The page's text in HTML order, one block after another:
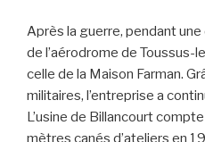
Après la guerre, pendant une
de l’aérodrome de
celle de la Maison Farman.
militaires, l’entreprise a
L’usine de Billancourt
mètres canés d’ateliers en